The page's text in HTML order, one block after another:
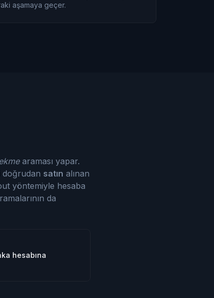
aşamaya geçer.
araması yapar.
doğrudan satın alınan
yöntemiyle hesaba
da
hesabına